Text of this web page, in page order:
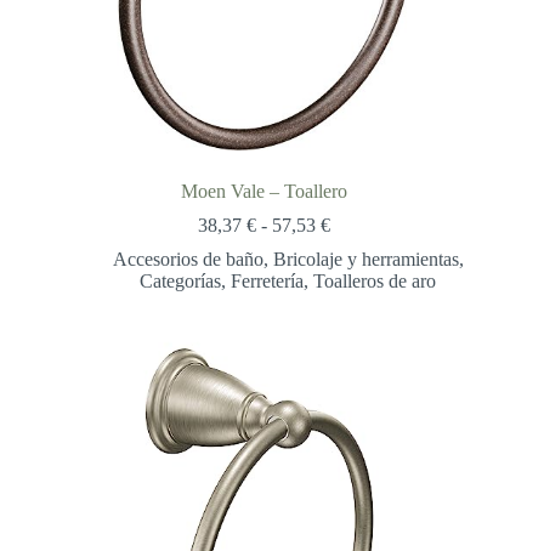
Moen Vale – Toallero
38,37 € - 57,53 €Rango
precios:
desde
Accesorios de baño, Bricolaje y herramientas,
Categorías,Ferretería,Toalleros de aro